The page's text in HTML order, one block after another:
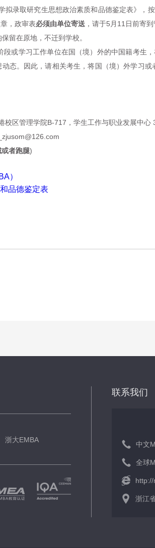
拟录取研究生思想政治素质和品德鉴定表》，
，政审表必须由单位寄送 ，请于5月11日前寄到
留在原地，不迁到学校。
或学习工作单位在国（境）外的中国籍考生
态。
因此，请相关考生，将国（境）外学习或
校区管理学院B-717，学生工作与职业发展中心
者跑腿)
）
品德鉴定表
浙大EMBA
联系我们
中文
全球
浙江